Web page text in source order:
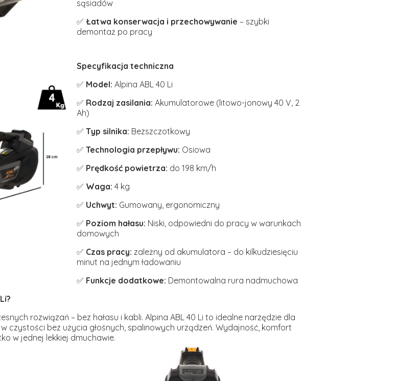
sąsiadów
✅ Łatwa konserwacja i przechowywanie – szybki
demontaż po pracy
Specyfikacja techniczna
✅ Model: Alpina ABL 40 Li
✅ Rodzaj zasilania: Akumulatorowe (litowo-jonowy 40 V, 2
Ah)
✅ Typ silnika: Bezszczotkowy
✅ Technologia przepływu: Osiowa
✅ Prędkość powietrza: do 198 km/h
✅ Waga: 4 kg
✅ Uchwyt: Gumowany, ergonomiczny
✅ Poziom hałasu: Niski, odpowiedni do pracy w warunkach
domowych
✅ Czas pracy: zależny od akumulatora – do kilkudziesięciu
minut na jednym ładowaniu
✅ Funkcje dodatkowe: Demontowalna rura nadmuchowa
rozwiązań – bez hałasu i kabli. Alpina ABL 40 Li to idealne narzędzie dla
czystości bez użycia głośnych, spalinowych urządzeń. Wydajność, komfort
w jednej lekkiej dmuchawie.